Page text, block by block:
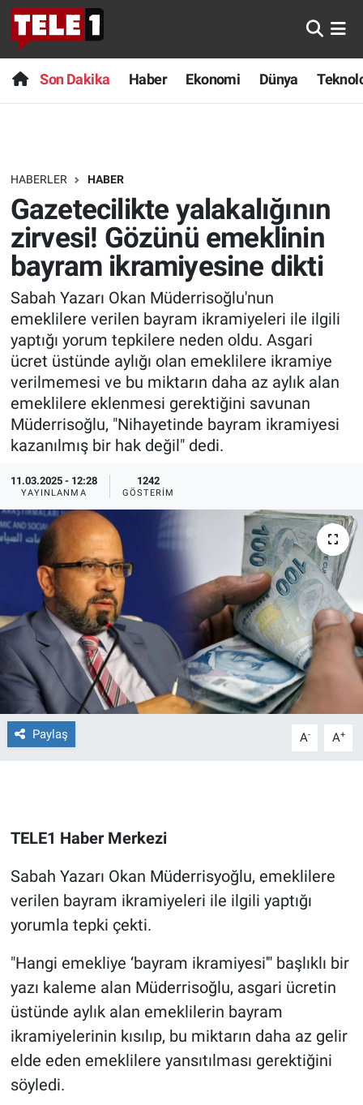
Son Dakika Haber Ekonomi Dünya
HABERLER HABER
Gazetecilikte yalakalığının
zirvesi! Gözünü emeklinin
bayram ikramiyesine dikti
Sabah Yazarı Okan Müderrisoğlu'nun
emeklilere verilen bayram ikramiyeleri ile ilgili
yaptığı yorum tepkilere neden oldu. Asgari
ücret üstünde aylığı olan emeklilere ikramiye
verilmemesi ve bu miktarın daha az aylık alan
emeklilere eklenmesi gerektiğini savunan
Müderrisoğlu, "Nihayetinde bayram ikramiyesi
kazanılmış bir hak değil" dedi.
11.03.2025 - 12:28
YAYINLANMA
1242
GÖSTERIM
Paylaş A- A+
TELE1 Haber Merkezi
Sabah Yazarı Okan Müderrisyoğlu, emeklilere
verilen bayram ikramiyeleri ile ilgili yaptığı
yorumla tepki çekti.
"Hangi emekliye ‘bayram ikramiyesi'" başlıklı bir
yazı kaleme alan Müderrisoğlu, asgari ücretin
üstünde aylık alan emeklilerin bayram
ikramiyelerinin kısılıp, bu miktarın daha az gelir
elde eden emeklilere yansıtılması gerektiğini
söyledi.
Anında Manşet
Başka Sohbetler
Bilim turu
Bilim ve Teknoloji Evreni
Doğa Konuşuyor
Dünya
Ege Saati
Ege'den Esintiler
Eğitim
Eğlence
Ekonomi
Forum
Gerçeğin İzinde
Gün Başlıyor
Gün Bitiyor
Gün Ortası
Haber
Kimdir
Koronavirüs
Kültür Sanat
Ne demişti
Nedir
Son Dakika
Haber
Dünya
Teknoloji
Sağlık
Spor
Yayın Akışı
İletişim
Nöbetçi Eczaneler
Hava Durumu
Trafik Durumu
Süper Lig Puan Durumu ve Fikstür
Tüm Manşetler
Son Dakika Haberleri
Haber Arşivi